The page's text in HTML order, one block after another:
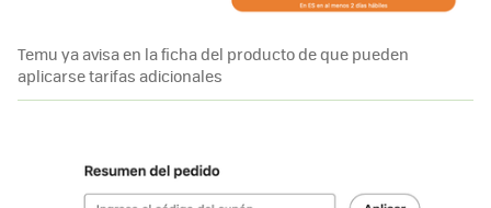
Temu ya avisa en la ficha del producto de que pueden
aplicarse tarifas adicionales